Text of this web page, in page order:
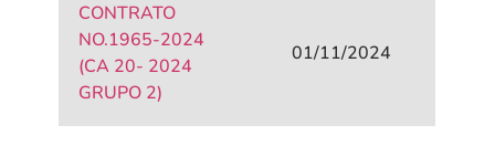
CONTRATO
NO.1965-2024
(CA 20- 2024
GRUPO 2)
01/11/2024